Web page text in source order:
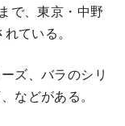
で、東京・中野
ている。
ズ、バラのシリ
などがある。